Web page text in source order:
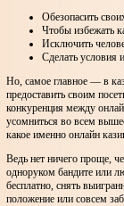
Обезопасить
Чтобы избежать
Исключить
Сделать
Но, самое главное — в
предоставить своим
конкуренция между
усомниться во всем
какое именно онлайн
Ведь нет ничего проще,
одноруком бандите или
бесплатно, снять
положение или совсем